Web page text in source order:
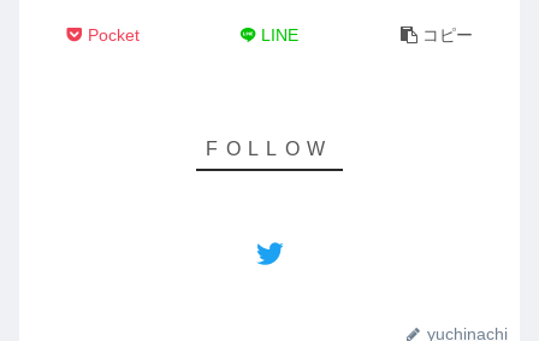
Pocket LINE コピー
yuchinachi